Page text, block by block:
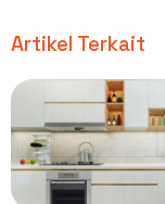
Artikel Terkait